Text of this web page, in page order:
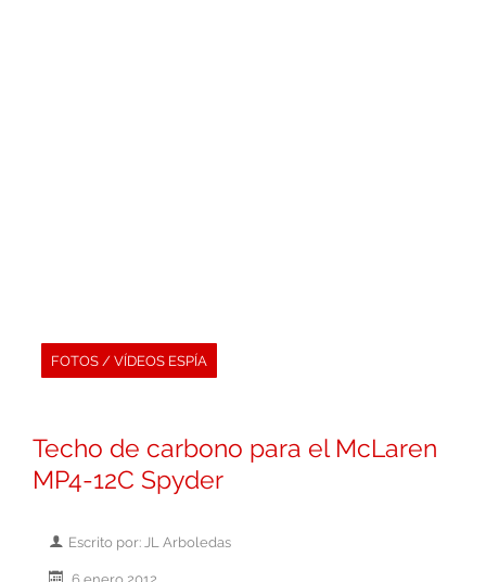
FOTOS / VÍDEOS ESPÍA
Techo de carbono para el McLaren
MP4-12C Spyder
Escrito por: JL Arboledas